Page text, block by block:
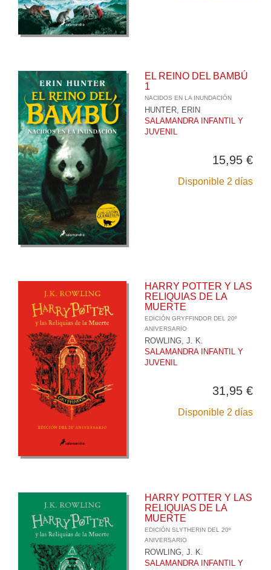
EL REINO DEL BAMBÚ
1
NACIDOS EN LA INUNDACIÓN
HUNTER, ERIN
SALAMANDRA INFANTIL Y
JUVENIL
15,95 €
Disponible 2 días
HARRY POTTER Y LAS
RELIQUIAS DE LA
MUERTE
EDICIÓN GRYFFINDOR DEL 20º
ANIVERSARIO
ROWLING, J. K.
SALAMANDRA INFANTIL Y
JUVENIL
31,95 €
Disponible 2 días
HARRY POTTER Y LAS
RELIQUIAS DE LA
MUERTE
EDICIÓN SLYTHERIN DEL 20º
ANIVERSARIO
ROWLING, J. K.
SALAMANDRA INFANTIL Y